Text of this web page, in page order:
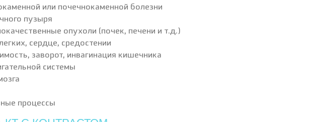
или почечнокаменной болезни
пузыря
опухоли (почек, печени и т.д.)
сердце, средостении
заворот, инвагинация кишечника
системы
процессы